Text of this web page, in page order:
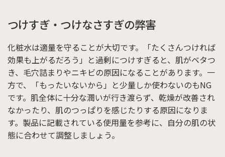
つけすぎ・つけなさすぎの弊害
化粧水は適量を守ることが大切です。「たくさんつければ
効果も上がるだろう」と過剰につけすぎると、肌がベタつ
き、毛穴詰まりやニキビの原因になることがあります。一
方で、「もったいないから」と少量しか使わないのもNG
です。肌全体に十分な潤いが行き渡らず、乾燥が改善され
なかったり、肌のつっぱりを感じたりする原因になりま
す。製品に記載されている使用量を参考に、自分の肌の状
態に合わせて調整しましょう。